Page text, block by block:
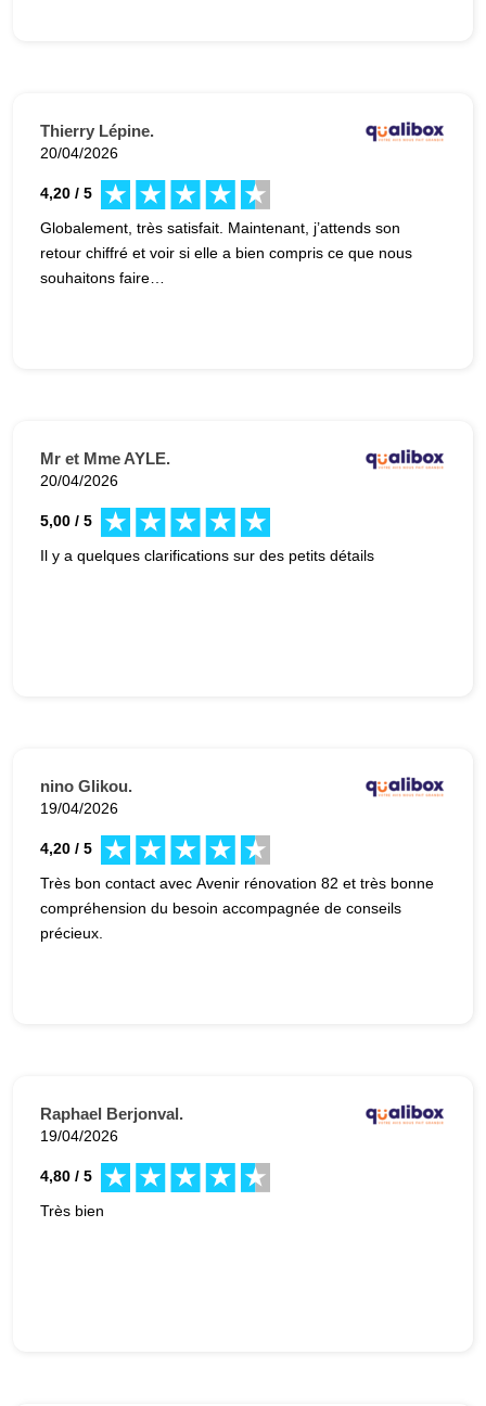
Thierry Lépine.
20/04/2026
4,20 / 5
Globalement, très satisfait. Maintenant, j’attends son
retour chiffré et voir si elle a bien compris ce que nous
souhaitons faire…
Mr et Mme AYLE.
20/04/2026
5,00 / 5
Il y a quelques clarifications sur des petits détails
nino Glikou.
19/04/2026
4,20 / 5
Très bon contact avec Avenir rénovation 82 et très bonne
compréhension du besoin accompagnée de conseils
précieux.
Raphael Berjonval.
19/04/2026
4,80 / 5
Très bien